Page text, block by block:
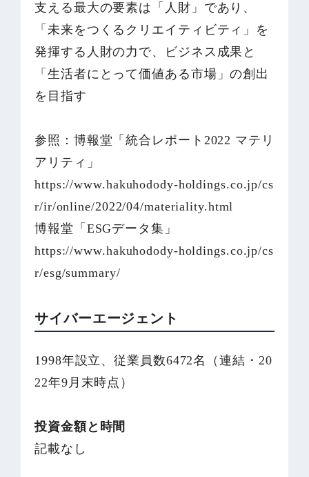
支える最大の要素は「人財」であり、
「未来をつくるクリエイティビティ」を
発揮する人財の力で、ビジネス成果と
「生活者にとって価値ある市場」の創出
を目指す
参照：博報堂「統合レポート2022 マテリ
アリティ」
https://www.hakuhodody-holdings.co.jp/cs
r/ir/online/2022/04/materiality.html
博報堂「ESGデータ集」
https://www.hakuhodody-holdings.co.jp/cs
r/esg/summary/
サイバーエージェント
1998年設立、従業員数6472名（連結・20
22年9月末時点）
投資金額と時間
記載なし